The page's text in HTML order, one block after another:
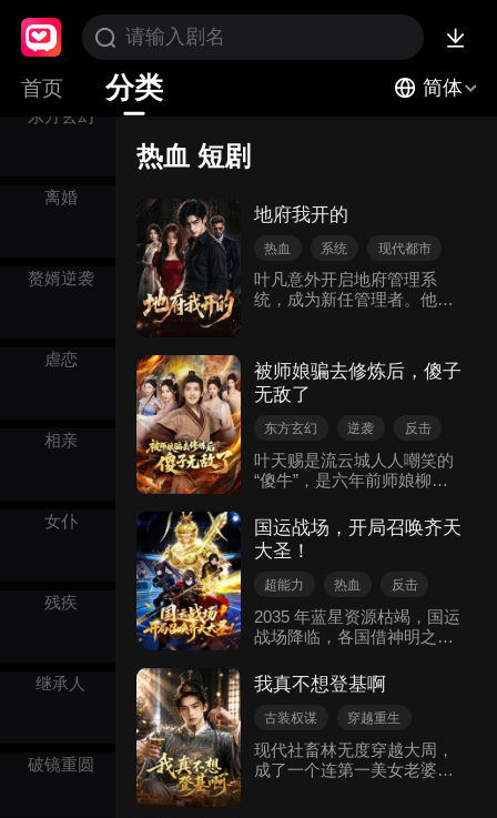
首页 分类 简体
遗憾
东方玄幻
离婚
赘婿逆袭
虐恋
相亲
女仆
残疾
继承人
破镜重圆
热血 短剧
地府我开的
热血 系统
现代都市
逆袭
悬疑惊悚
叶凡意外开启地府管理系
统，成为新任管理者。他借
手，通过直播帮助冤魂宁子
瑜讨回公道，并逐步对抗以
孙浩为代表的黑暗势力。在
保护身边朋友的过程中，叶
凡不断成长，化解了重重危
机，实现了从失意青年到担
当者的蜕变。
被师娘骗去修炼后，傻子
无敌了
东方玄幻 逆袭
反击
热血
角色成长
叶天赐是流云城人人嘲笑的
“傻牛”，是六年前师娘柳绯
虽然痴傻但拥有纯阳之体、
天生神力。六年后，“傻牛”
的师父叶家主暴毙，修为跌
落的柳绯烟被蔡家威胁羞
并同意与柳绯烟一同修炼神
功助她恢复修为，没想到修
复，“傻牛”也不傻了，甚至
还成为了囚天塔的新主人，
成为囚禁七名绝世高人的塔
主，他一边修复玄脉残缺，
一边飞速修炼提升修为，终
于成为万人仰望的存在！
国运战场，开局召唤齐天
大圣！
超能力 热血
反击
末世危机
穿越重生
2035 年蓝星资源枯竭，国运
战场降临，各国借神明之力
无神明庇佑，战队遭樱花国
偷袭后积分清零，濒临神
罚。穿越者徐飞以替补身份
龙国神明，最终召唤出齐天
大圣。他凭大圣神力横扫泡
我真不想登基啊
古装权谋
穿越重生
逆袭
热血 皇室
现代社畜林无度穿越大周，
成了一个连第一美女老婆苏